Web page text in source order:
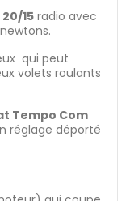
20/15 radio avec
qui peut
volets roulants
Tempo Com
réglage déporté